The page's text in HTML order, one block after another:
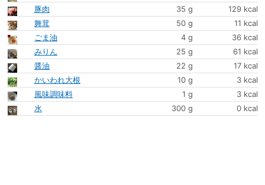
豚肉
35 g
129 kcal
舞茸
50 g
11 kcal
ごま油
4 g
36 kcal
みりん
25 g
61 kcal
醤油
22 g
17 kcal
かいわれ大根
10 g
3 kcal
風味調味料
1 g
3 kcal
水
300 g 0 kcal